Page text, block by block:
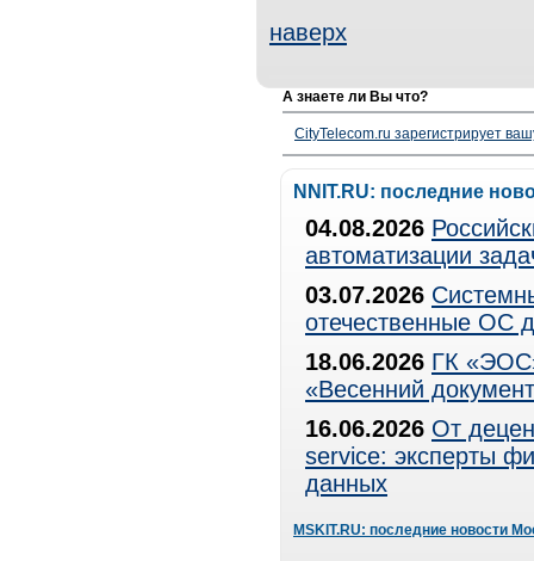
наверх
А знаете ли Вы что?
CityTelecom.ru зарегистрирует
NNIT.RU: последние
04.08.2026
автоматизации
03.07.2026
отечественные ОС
18.06.2026 ГК
«Весенний
16.06.2026 От
service: эксперты
данных
MSKIT.RU: последние новости